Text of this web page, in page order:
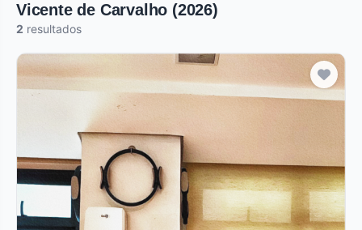
Vicente de Carvalho (2026)
2 resultados
Pro